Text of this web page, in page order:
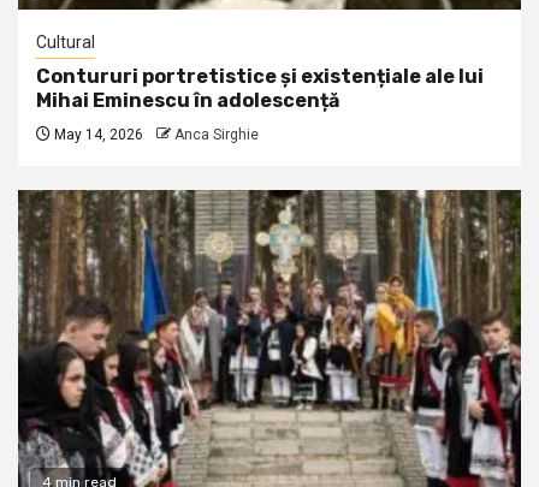
Cultural
Contururi portretistice și existențiale ale lui
Mihai Eminescu în adolescență
May 14, 2026 Anca Sirghie
4 min read